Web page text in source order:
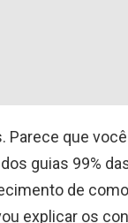
Parece que
guias 99%
de
explicar os